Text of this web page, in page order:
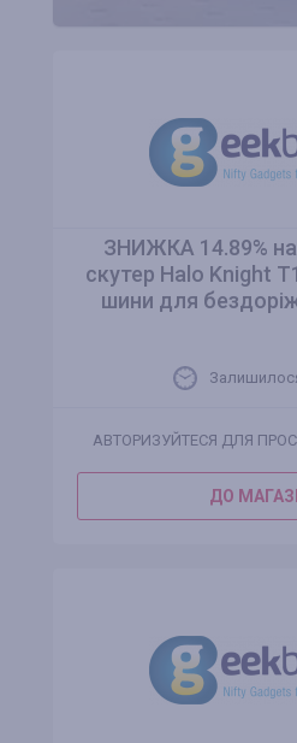
ЗНИЖКА 14.89%
скутер Halo Knight
шини для
АВТОРИЗУЙТЕСЯ ДЛЯ
ДО